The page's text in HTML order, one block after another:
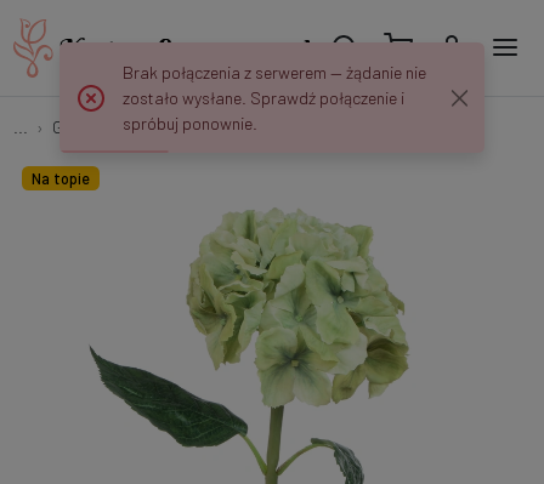
Gałązki kwiatowe Hortensja gumowana GK096
Na topie
Brak połączenia z serwerem — żądanie nie
zostało wysłane. Sprawdź połączenie i
spróbuj ponownie.